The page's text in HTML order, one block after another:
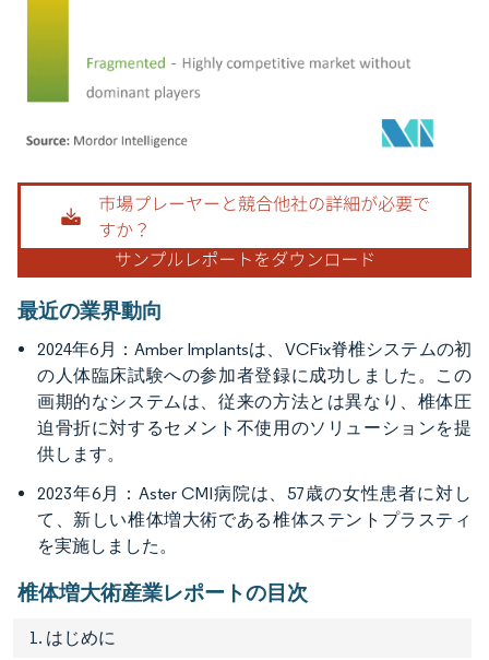
画像 © Mordor Intelligence。再利用にはCC BY 4.0の表示が必要です。
最近の業界動向
2024年6月：Amber Implantsは、VCFix脊椎システムの初
の人体臨床試験への参加者登録に成功しました。この
画期的なシステムは、従来の方法とは異なり、椎体圧
迫骨折に対するセメント不使用のソリューションを提
供します。
2023年6月：Aster CMI病院は、57歳の女性患者に対し
て、新しい椎体増大術である椎体ステントプラスティ
を実施しました。
椎体増大術産業レポートの目次
1. はじめに